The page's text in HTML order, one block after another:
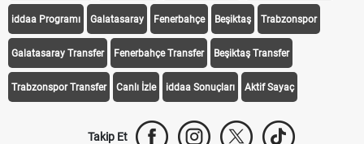
iddaa Programı Galatasaray Fenerbahçe Beşiktaş Trabzonspor
Galatasaray Transfer Fenerbahçe Transfer Beşiktaş Transfer
Trabzonspor Transfer Canlı İzle iddaa Sonuçları Aktif Sayaç
Takip Et